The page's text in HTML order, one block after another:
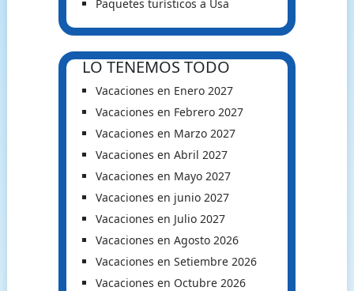
Paquetes turísticos a Usa
LO TENEMOS TODO
Vacaciones en Enero 2027
Vacaciones en Febrero 2027
Vacaciones en Marzo 2027
Vacaciones en Abril 2027
Vacaciones en Mayo 2027
Vacaciones en junio 2027
Vacaciones en Julio 2027
Vacaciones en Agosto 2026
Vacaciones en Setiembre 2026
Vacaciones en Octubre 2026